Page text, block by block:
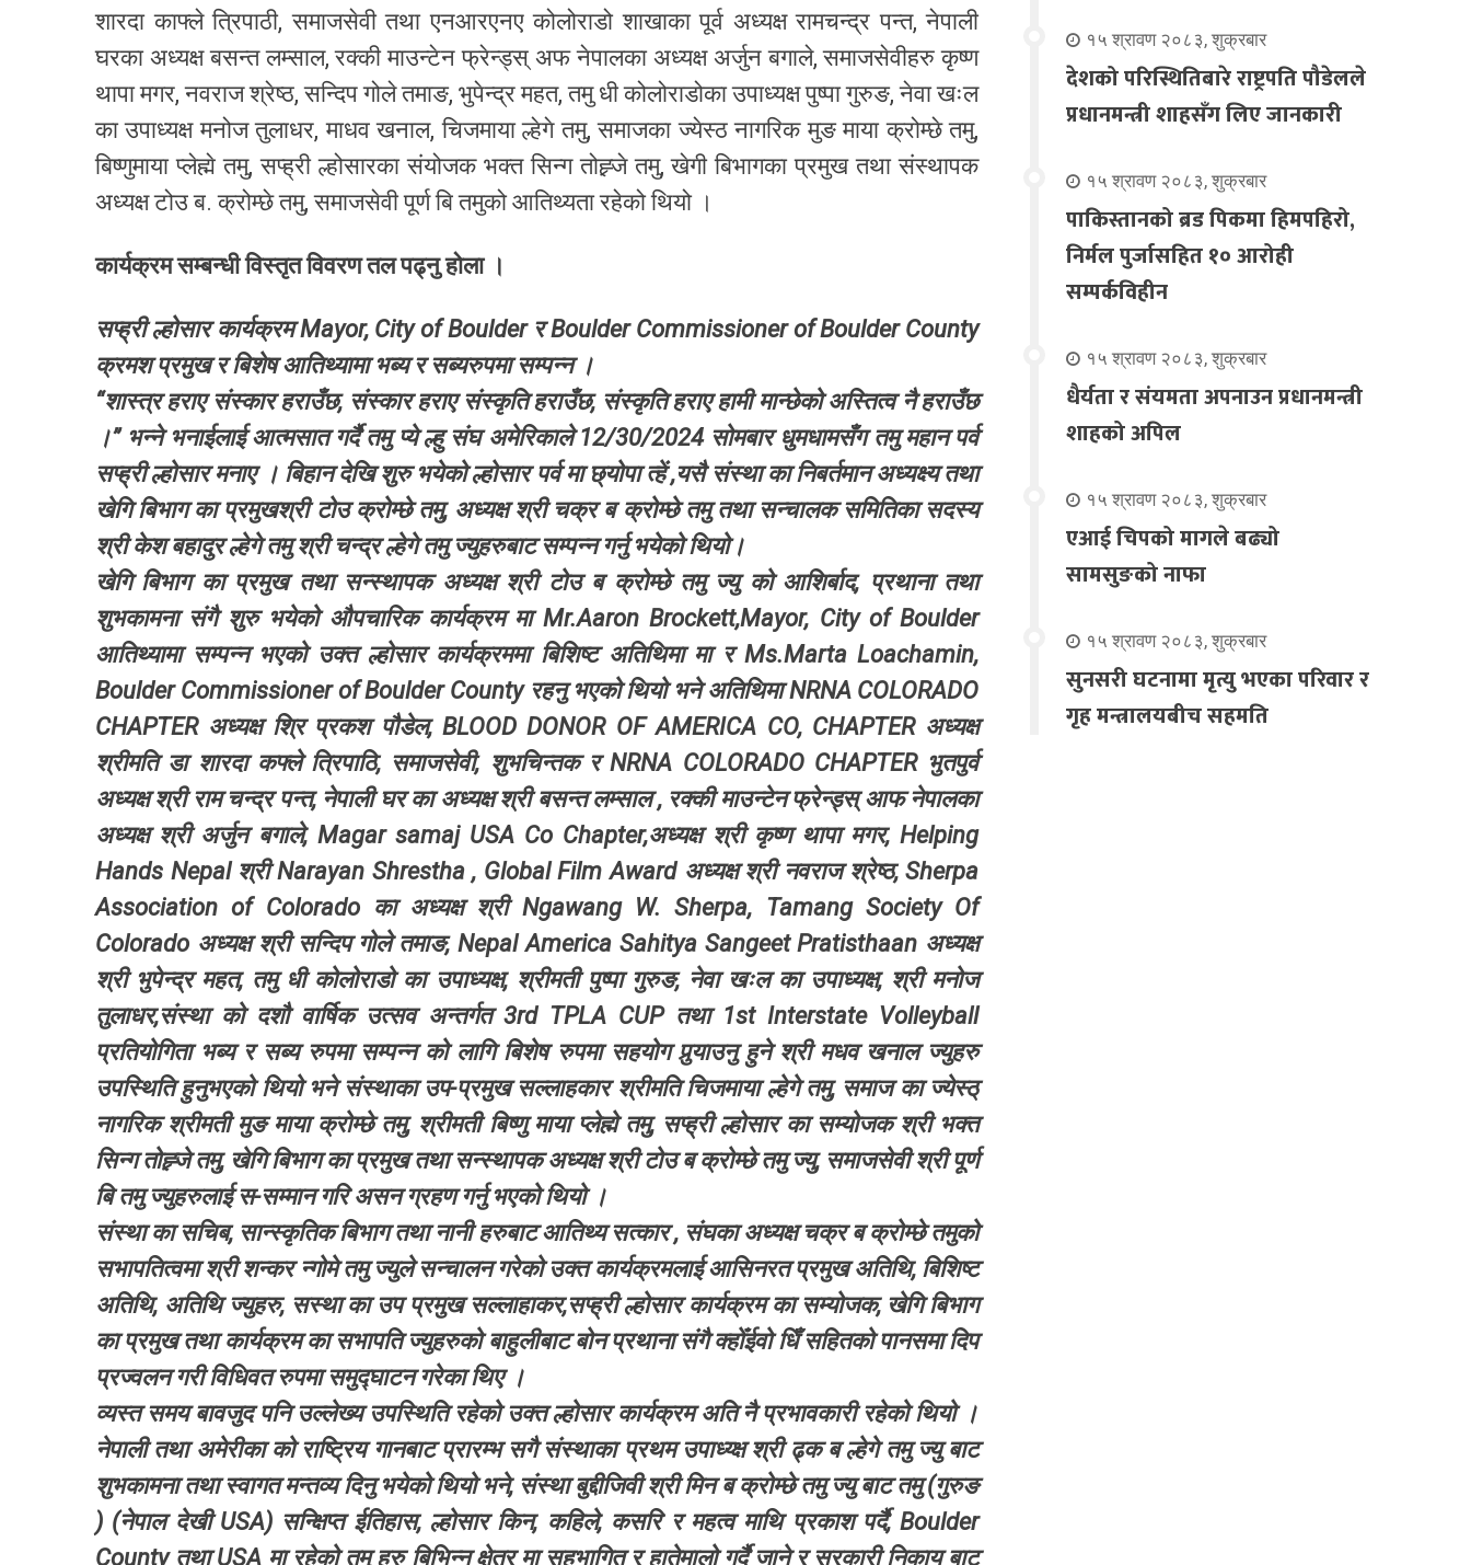
शारदा काफ्ले त्रिपाठी, समाजसेवी तथा एनआरएनए कोलोराडो शाखाका पूर्व अध्यक्ष रामचन्द्र पन्त, नेपाली
घरका अध्यक्ष बसन्त लम्साल, रक्की माउन्टेन फ्रेन्ड्स् अफ नेपालका अध्यक्ष अर्जुन बगाले, समाजसेवीहरु कृष्ण
थापा मगर, नवराज श्रेष्ठ, सन्दिप गोले तमाङ, भुपेन्द्र महत, तमु धी कोलोराडोका उपाध्यक्ष पुष्पा गुरुङ, नेवा खःल
का उपाध्यक्ष मनोज तुलाधर, माधव खनाल, चिजमाया ल्हेगे तमु, समाजका ज्येस्ठ नागरिक मुङ माया क्रोम्छे तमु,
बिष्णुमाया प्लेह्मे तमु, सप्ह्री ल्होसारका संयोजक भक्त सिन्ग तोह्र्जे तमु, खेगी बिभागका प्रमुख तथा संस्थापक
अध्यक्ष टोउ ब. क्रोम्छे तमु, समाजसेवी पूर्ण बि तमुको आतिथ्यता रहेको थियो ।
कार्यक्रम सम्बन्धी विस्तृत विवरण तल पढ्नु होला ।
सप्ह्री ल्होसार कार्यक्रम Mayor, City of Boulder र Boulder Commissioner of Boulder County
क्रमश प्रमुख र बिशेष आतिथ्यामा भब्य र सब्यरुपमा सम्पन्न ।
“शास्त्र हराए संस्कार हराउँछ, संस्कार हराए संस्कृति हराउँछ, संस्कृति हराए हामी मान्छेको अस्तित्व नै हराउँछ
।” भन्ने भनाईलाई आत्मसात गर्दै तमु प्ये ल्हु संघ अमेरिकाले 12/30/2024 सोमबार धुमधामसँग तमु महान पर्व
सप्ह्री ल्होसार मनाए । बिहान देखि शुरु भयेको ल्होसार पर्व मा छ्योपा त्हें ,यसै संस्था का निबर्तमान अध्यक्ष्य तथा
खेगि बिभाग का प्रमुखश्री टोउ क्रोम्छे तमु, अध्यक्ष श्री चक्र ब क्रोम्छे तमु तथा सन्चालक समितिका सदस्य
श्री केश बहादुर ल्हेगे तमु श्री चन्द्र ल्हेगे तमु ज्युहरुबाट सम्पन्न गर्नु भयेको थियो।
खेगि बिभाग का प्रमुख तथा सन्स्थापक अध्यक्ष श्री टोउ ब क्रोम्छे तमु ज्यु को आशिर्बाद, प्रथाना तथा
शुभकामना संगै शुरु भयेको औपचारिक कार्यक्रम मा Mr.Aaron Brockett,Mayor, City of Boulder
आतिथ्यामा सम्पन्न भएको उक्त ल्होसार कार्यक्रममा बिशिष्ट अतिथिमा मा र Ms.Marta Loachamin,
Boulder Commissioner of Boulder County रहनु भएको थियो भने अतिथिमा NRNA COLORADO
CHAPTER अध्यक्ष श्रि प्रकश पौडेल, BLOOD DONOR OF AMERICA CO, CHAPTER अध्यक्ष
श्रीमति डा शारदा कफ्ले त्रिपाठि, समाजसेवी, शुभचिन्तक र NRNA COLORADO CHAPTER भुतपुर्व
अध्यक्ष श्री राम चन्द्र पन्त, नेपाली घर का अध्यक्ष श्री बसन्त लम्साल , रक्की माउन्टेन फ्रेन्ड्स् आफ नेपालका
अध्यक्ष श्री अर्जुन बगाले, Magar samaj USA Co Chapter,अध्यक्ष श्री कृष्ण थापा मगर, Helping
Hands Nepal श्री Narayan Shrestha , Global Film Award अध्यक्ष श्री नवराज श्रेष्ठ, Sherpa
Association of Colorado का अध्यक्ष श्री Ngawang W. Sherpa, Tamang Society Of
Colorado अध्यक्ष श्री सन्दिप गोले तमाङ, Nepal America Sahitya Sangeet Pratisthaan अध्यक्ष
श्री भुपेन्द्र महत, तमु धी कोलोराडो का उपाध्यक्ष, श्रीमती पुष्पा गुरुङ, नेवा खःल का उपाध्यक्ष, श्री मनोज
तुलाधर,संस्था को दशौ वार्षिक उत्सव अन्तर्गत 3rd TPLA CUP तथा 1st Interstate Volleyball
प्रतियोगिता भब्य र सब्य रुपमा सम्पन्न को लागि बिशेष रुपमा सहयोग पुर्याउनु हुने श्री मधव खनाल ज्युहरु
उपस्थिति हुनुभएको थियो भने संस्थाका उप-प्रमुख सल्लाहकार श्रीमति चिजमाया ल्हेगे तमु, समाज का ज्येस्ठ्
नागरिक श्रीमती मुङ माया क्रोम्छे तमु, श्रीमती बिष्णु माया प्लेह्मे तमु, सप्ह्री ल्होसार का सम्योजक श्री भक्त
सिन्ग तोह्र्जे तमु, खेगि बिभाग का प्रमुख तथा सन्स्थापक अध्यक्ष श्री टोउ ब क्रोम्छे तमु ज्यु, समाजसेवी श्री पूर्ण
बि तमु ज्युहरुलाई स-सम्मान गरि असन ग्रहण गर्नु भएको थियो ।
संस्था का सचिब, सान्स्कृतिक बिभाग तथा नानी हरुबाट आतिथ्य सत्कार , संघका अध्यक्ष चक्र ब क्रोम्छे तमुको
सभापतित्वमा श्री शन्कर न्गोमे तमु ज्युले सन्चालन गरेको उक्त कार्यक्रमलाई आसिनरत प्रमुख अतिथि, बिशिष्ट
अतिथि, अतिथि ज्युहरु, सस्था का उप प्रमुख सल्लाहाकर,सप्ह्री ल्होसार कार्यक्रम का सम्योजक, खेगि बिभाग
का प्रमुख तथा कार्यक्रम का सभापति ज्युहरुको बाहुलीबाट बोन प्रथाना संगै क्होँईवो धिँ सहितको पानसमा दिप
प्रज्वलन गरी विधिवत रुपमा समुद्घाटन गरेका थिए ।
व्यस्त समय बावजुद पनि उल्लेख्य उपस्थिति रहेको उक्त ल्होसार कार्यक्रम अति नै प्रभावकारी रहेको थियो ।
नेपाली तथा अमेरीका को राष्ट्रिय गानबाट प्रारम्भ सगै संस्थाका प्रथम उपाध्य्क्ष श्री ढ्क ब ल्हेगे तमु ज्यु बाट
शुभकामना तथा स्वागत मन्तव्य दिनु भयेको थियो भने, संस्था बुद्दीजिवी श्री मिन ब क्रोम्छे तमु ज्यु बाट तमु (गुरुङ
) (नेपाल देखी USA) सन्क्षिप्त ईतिहास, ल्होसार किन, कहिले, कसरि र महत्व माथि प्रकाश पर्दै, Boulder
County तथा USA मा रहेको तमु हरु बिभिन्न क्षेत्र मा सहभागित र हातेमालो गर्दै जाने र सरकारी निकाय बाट
१५ श्रावण २०८३, शुक्रबार
देशको परिस्थितिबारे राष्ट्रपति पौडेलले
प्रधानमन्त्री शाहसँग लिए जानकारी
१५ श्रावण २०८३, शुक्रबार
पाकिस्तानको ब्रड पिकमा हिमपहिरो,
निर्मल पुर्जासहित १० आरोही
सम्पर्कविहीन
१५ श्रावण २०८३, शुक्रबार
धैर्यता र संयमता अपनाउन प्रधानमन्त्री
शाहको अपिल
१५ श्रावण २०८३, शुक्रबार
एआई चिपको मागले बढ्यो
सामसुङको नाफा
१५ श्रावण २०८३, शुक्रबार
सुनसरी घटनामा मृत्यु भएका परिवार र
गृह मन्त्रालयबीच सहमति